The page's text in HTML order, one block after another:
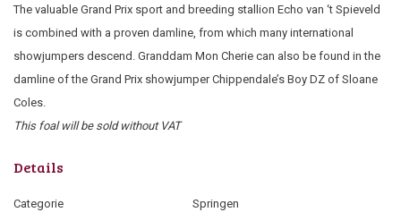
The valuable Grand Prix sport and breeding stallion Echo van ‘t Spieveld
is combined with a proven damline, from which many international
showjumpers descend. Granddam Mon Cherie can also be found in the
damline of the Grand Prix showjumper Chippendale’s Boy DZ of Sloane
Coles.
This foal will be sold without VAT
Details
Categorie
Springen